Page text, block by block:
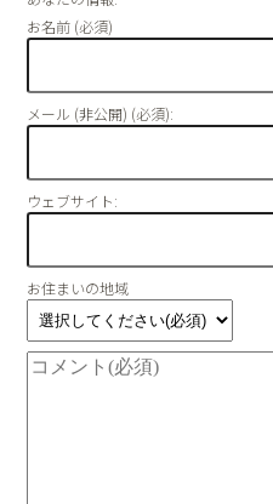
お名前 (必須)
メール (非公開) (必須):
ウェブサイト:
お住まいの地域